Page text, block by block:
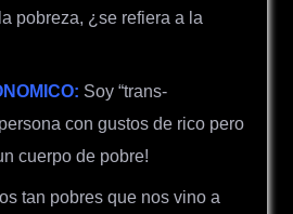
pobreza, ¿se refiera a la
Soy “trans-
con gustos de rico pero
cuerpo de pobre!
tan pobres que nos vino a